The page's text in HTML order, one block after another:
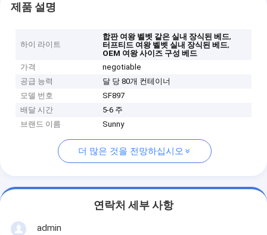
제품 설명
하이 라이트
합판 여왕 벨벳 같은 실내 장식된 베드,
터프티드 여왕 벨벳 실내 장식된 베드,
OEM 여왕 사이즈 구성 베드
가격
negotiable
공급 능력
달 당 80개 컨테이너
모델 번호
SF897
배달 시간
5-6 주
브랜드 이름
Sunny
더 많은 것을 전망하십시오
연락처 세부 사항
admin